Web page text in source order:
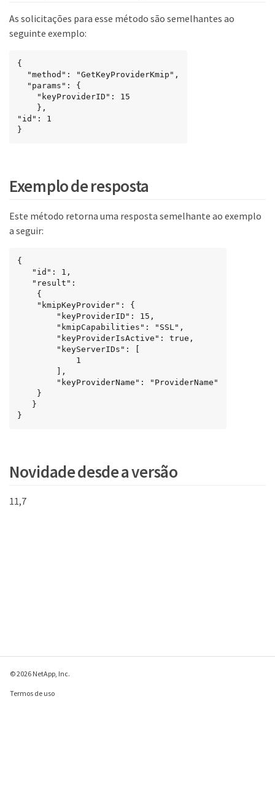
As solicitações para esse método são semelhantes ao
seguinte exemplo:
{
"id": 1
}
Exemplo de resposta
Este método retorna uma resposta semelhante ao exemplo
a seguir:
{
}
Novidade desde a versão
11,7
© 2026 NetApp, Inc.
Termos de uso